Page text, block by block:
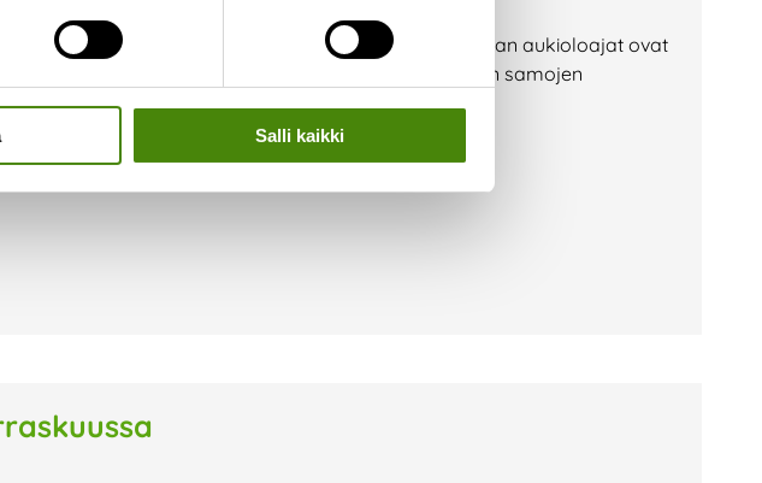
Salli kaikki
on avoinna lokakuun ajan myös lauantaisin. Lajittelupihan aukioloajat ovat
ma-pe klo 8-17 la klo 8-13 Vaihtorille pääsee asioimaan samojen
Raskaan kaluston vaaka-asema on lauantaisin